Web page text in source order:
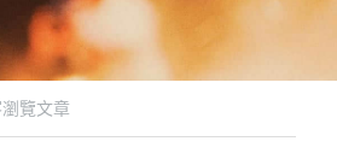
POWERED BY
覽文章